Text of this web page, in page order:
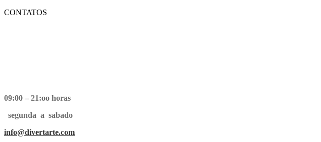
CONTATOS
09:00 – 21:oo horas
segunda a sabado
info@divertarte.com